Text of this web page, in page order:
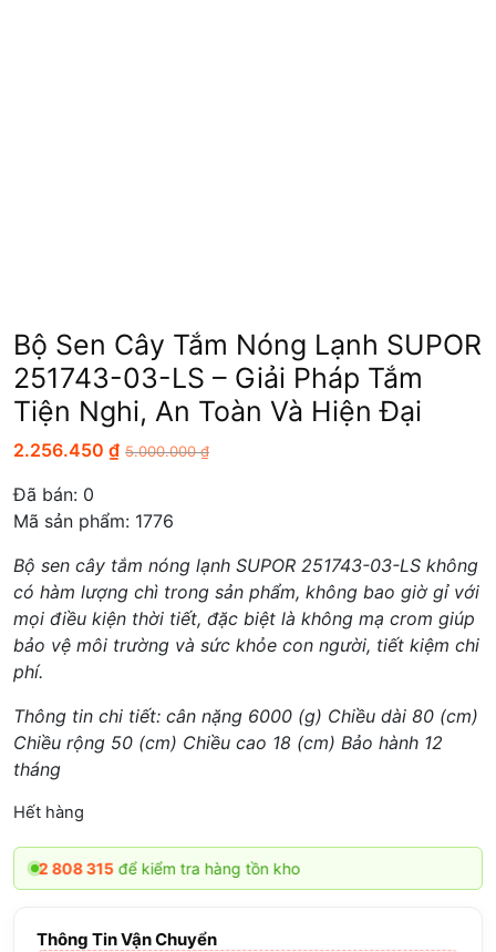
Bộ Sen Cây Tắm Nóng Lạnh SUPOR
251743-03-LS – Giải Pháp Tắm
Tiện Nghi, An Toàn Và Hiện Đại
2.256.450 ₫ 5.000.000₫
Đã bán: 0
Mã sản phẩm: 1776
Bộ sen cây tắm nóng lạnh SUPOR 251743-03-LS không
có hàm lượng chì trong sản phẩm, không bao giờ gỉ với
mọi điều kiện thời tiết, đặc biệt là không mạ crom giúp
bảo vệ môi trường và sức khỏe con người, tiết kiệm chi
phí.
Thông tin chi tiết: cân nặng 6000 (g) Chiều dài 80 (cm)
Chiều rộng 50 (cm) Chiều cao 18 (cm) Bảo hành 12
tháng
Hết hàng
315để kiểm tra hàng tồn kho
Thông Tin Vận Chuyển